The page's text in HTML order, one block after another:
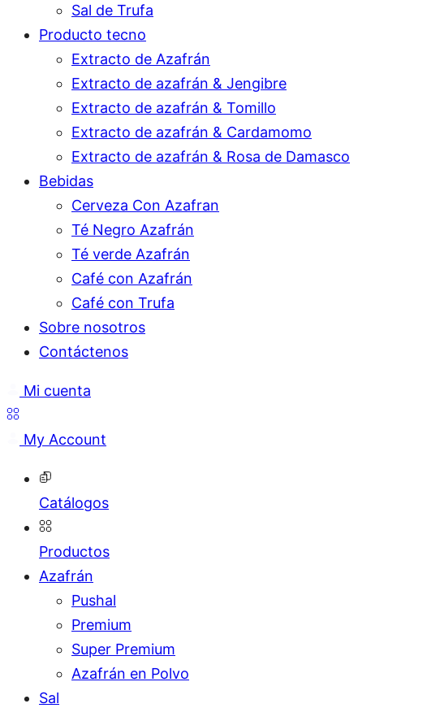
Sal de Trufa
Producto tecno
Extracto de Azafrán
Extracto de azafrán & Jengibre
Extracto de azafrán & Tomillo
Extracto de azafrán & Cardamomo
Extracto de azafrán & Rosa de Damasco
Bebidas
Cerveza Con Azafran
Té Negro Azafrán
Té verde Azafrán
Café con Azafrán
Café con Trufa
Sobre nosotros
Contáctenos
Mi cuenta
My Account
Catálogos
Productos
Azafrán
Pushal
Premium
Super Premium
Azafrán en Polvo
Sal